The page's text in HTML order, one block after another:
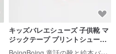
キッズバレエシューズ 子供靴 マ
ジックテープ プリントシューズ
赤ずきんとオオカミ - タピオカミ
BoingBoing 童話の靴と絵本バッグ